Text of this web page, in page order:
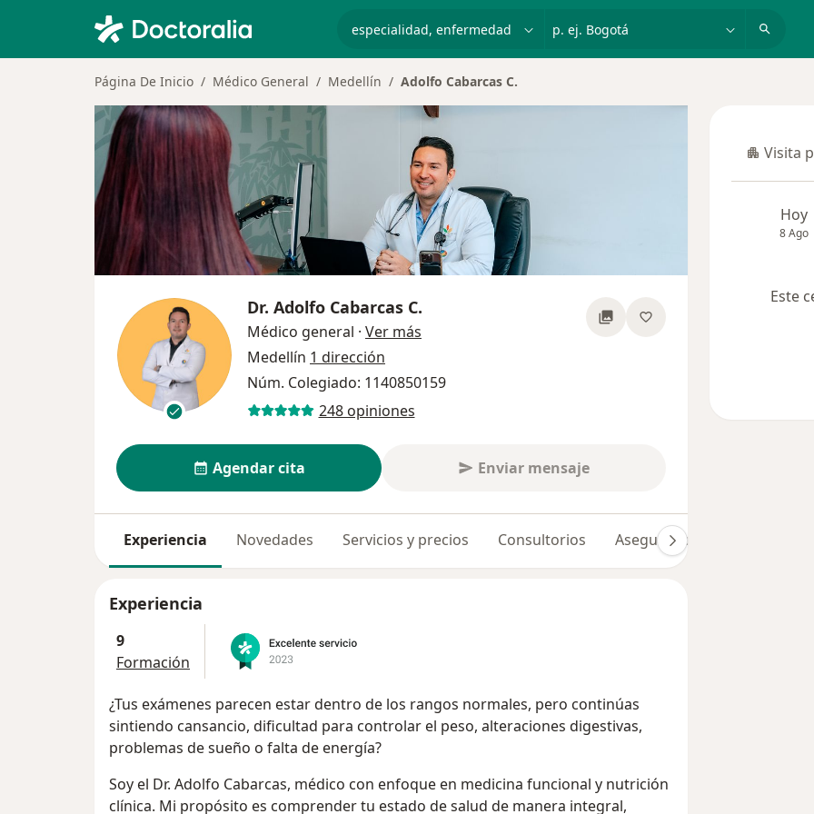
p. ej. Bogotá
Página De Inicio Médico General Medellín Adolfo Cabarcas C.
Dr. Adolfo Cabarcas C.
Médico general · Ver más sobre las especializaciones
Medellín 1 dirección
Núm. Colegiado: 1140850159
248 opiniones
Agendar cita Enviar mensaje
Experiencia Novedades Servicios y precios Consultorios Aseguradoras
Experiencia
9
Formación
¿Tus exámenes parecen estar dentro de los rangos normales, pero continúas
sintiendo cansancio, dificultad para controlar el peso, alteraciones digestivas,
problemas de sueño o falta de energía?
Soy el Dr. Adolfo Cabarcas, médico con enfoque en medicina funcional y nutrición
clínica. Mi propósito es comprender tu estado de salud de manera integral,
Visita
Visita
Hoy
8 Ago
Este